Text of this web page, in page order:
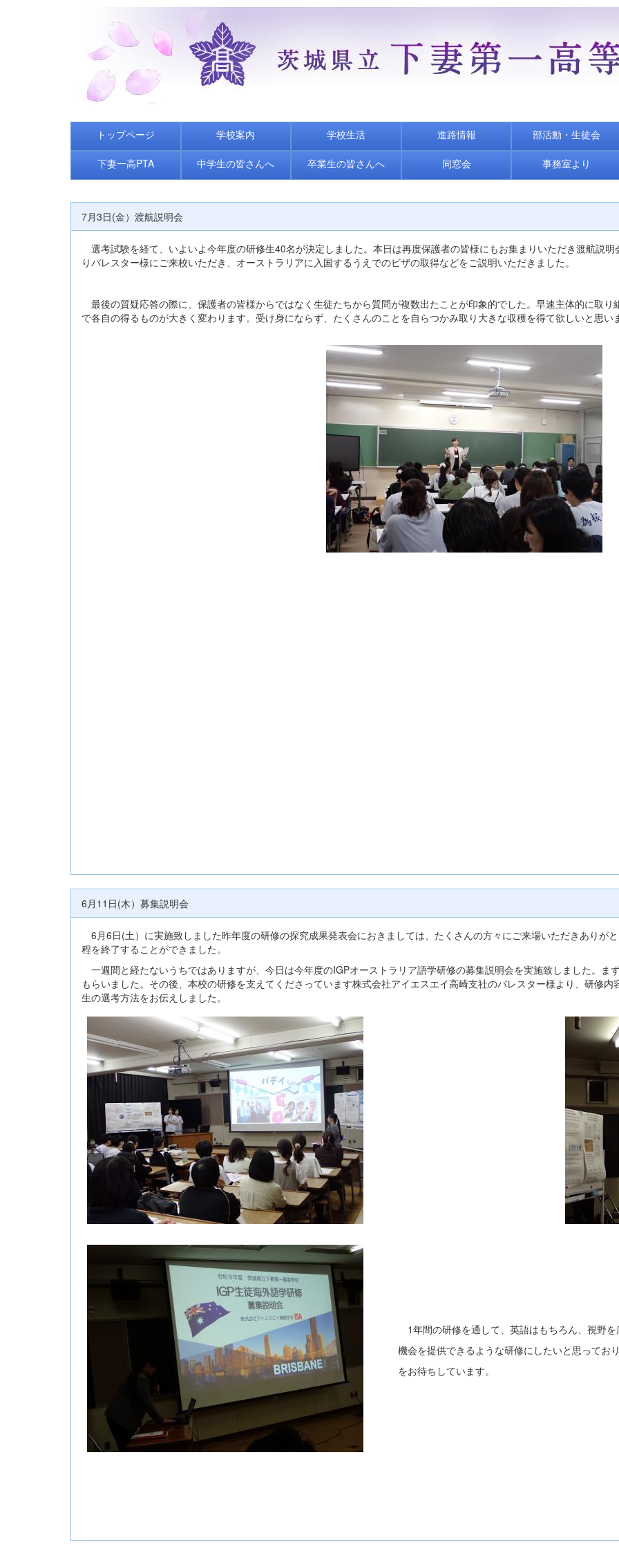
トップページ 学校案内 学校生活 進路情報 部活動・生徒会
下妻一高PTA 中学生の皆さんへ 卒業生の皆さんへ 同窓会 事務室より
7月3日(金）渡航説明会
選考試験を経て、いよいよ今年度の研修生40名が決定しました。本日は再度保護者の皆様にもお集まりいただき渡航説
りバレスター様にご来校いただき、オーストラリアに入国するうえでのビザの取得などをご説明いただきました。
最後の質疑応答の際に、保護者の皆様からではなく生徒たちから質問が複数出たことが印象的でした。早速主体的に取
で各自の得るものが大きく変わります。受け身にならず、たくさんのことを自らつかみ取り大きな収穫を得て欲しいと思い
6月11日(木）募集説明会
6月6日(土）に実施致しました昨年度の研修の探究成果発表会におきましては、たくさんの方々にご来場いただきありが
程を終了することができました。
一週間と経たないうちではありますが、今日は今年度のIGPオーストラリア語学研修の募集説明会を実施致しました。ま
もらいました。その後、本校の研修を支えてくださっています株式会社アイエスエイ高崎支社のバレスター様より、研修
生の選考方法をお伝えしました。
1年間の研修を通して、英語はもちろん、視野
機会を提供できるような研修にしたいと思っており
をお待ちしています。